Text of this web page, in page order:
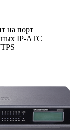
на порт
IP-АТС